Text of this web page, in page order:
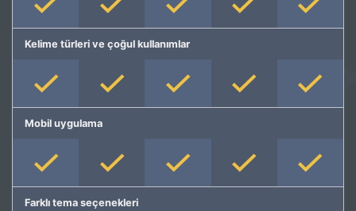
Kelime türleri ve çoğul kullanımlar
Mobil uygulama
Farklı tema seçenekleri